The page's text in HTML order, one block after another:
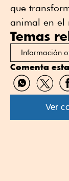
que
animal en el
Temas
Información
Comenta
Compartir
por
WhatsApp
por
Twitter
Ver